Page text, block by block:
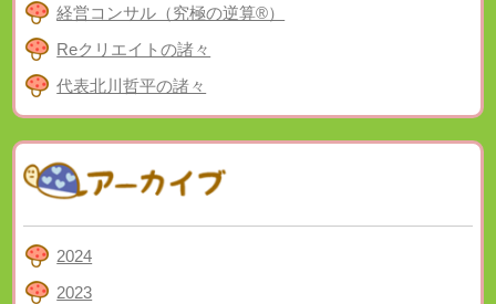
経営コンサル（究極の逆算®）
Reクリエイトの諸々
代表北川哲平の諸々
2024
2023